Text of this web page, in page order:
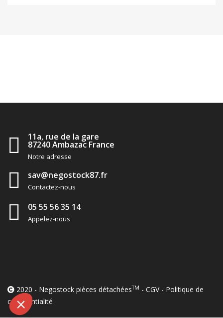
11a, rue de la gare
87240 Ambazac France
Notre adresse
sav@negostock87.fr
Contactez-nous
05 55 56 35 14
Appelez-nous
2020 - Negostock pièces détachéesTM - CGV- Politique de
confidentialité